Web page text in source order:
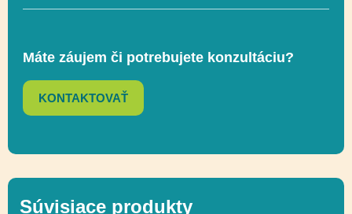
Máte záujem či potrebujete konzultáciu?
KONTAKTOVAŤ
Súvisiace produkty